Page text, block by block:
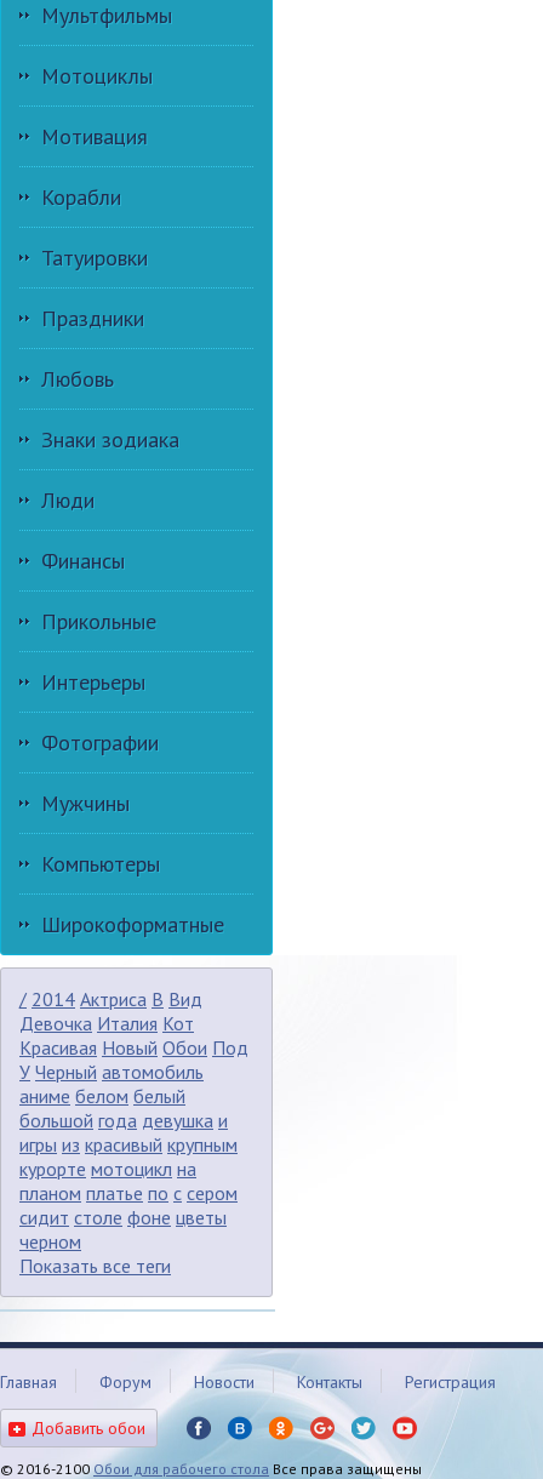
Мультфильмы
Мотоциклы
Мотивация
Корабли
Татуировки
Праздники
Любовь
Знаки зодиака
Люди
Финансы
Прикольные
Интерьеры
Фотографии
Мужчины
Компьютеры
Широкоформатные
/ 2014 Актриса В Вид
Девочка Италия Кот
Красивая Новый Обои Под
У Черный автомобиль
аниме белом белый
большой года девушка и
игры из красивый крупным
курорте мотоцикл на
планом платье по с сером
сидит столе фоне цветы
черном
Показать все теги
Главная Форум Новости Контакты Регистрация
Добавить обои
© 2016-2100Обои для рабочего стола Все права защищены